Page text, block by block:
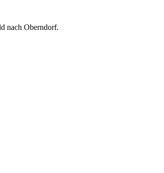
nach Oberndorf.